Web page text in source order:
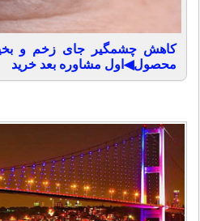
محصول◀اول مشاوره بعد خرید